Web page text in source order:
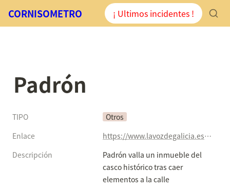
CORNISOMETRO ¡ Ultimos incidentes !
Padrón
TIPO
Otros
Enlace
https://www.lavozdegalicia.es/noticia/santiago/2017/07/16/padron-valla-inmueble-casco-historico-tras-caer-elementos-calle/0003_201707S16C6992.htm
Descripción
Padrón valla un inmueble del
casco histórico tras caer
elementos a la calle